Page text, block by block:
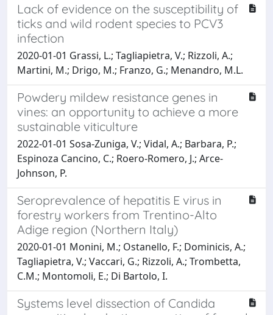
Lack of evidence on the susceptibility of
ticks and wild rodent species to PCV3
infection
2020-01-01 Grassi, L.; Tagliapietra, V.; Rizzoli, A.;
Martini, M.; Drigo, M.; Franzo, G.; Menandro, M.L.
Powdery mildew resistance genes in
vines: an opportunity to achieve a more
sustainable viticulture
2022-01-01 Sosa-Zuniga, V.; Vidal, A.; Barbara, P.;
Espinoza Cancino, C.; Roero-Romero, J.; Arce-
Johnson, P.
Seroprevalence of hepatitis E virus in
forestry workers from Trentino-Alto
Adige region (Northern Italy)
2020-01-01 Monini, M.; Ostanello, F.; Dominicis, A.;
Tagliapietra, V.; Vaccari, G.; Rizzoli, A.; Trombetta,
C.M.; Montomoli, E.; Di Bartolo, I.
Systems level dissection of Candida